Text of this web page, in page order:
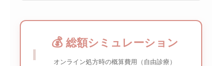
💰総額シミュレーション
オンライン処方時の概算費用（自由診療）